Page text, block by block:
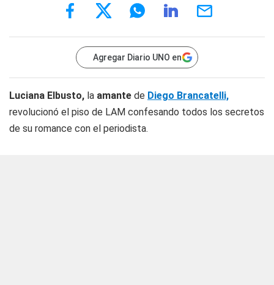
Agregar Diario UNO en
Luciana Elbusto, la amante de Diego Brancatelli,
revolucionó el piso de LAM confesando todos los secretos
de su romance con el periodista.